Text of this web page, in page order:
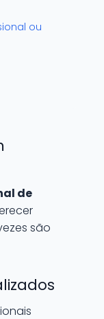
ou
de
são